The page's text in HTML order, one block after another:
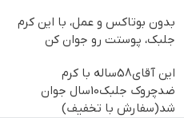
بدون بوتاکس و عمل، با این کرم
جلبک، پوستت رو جوان کن
این آقای58ساله با کرم
ضدچروک جلبک10سال جوان
شد(سفارش با تخفیف)